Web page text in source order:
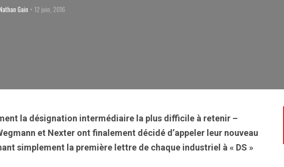
Gain 12 juin, 2016
la désignation intermédiaire la plus difficile à retenir –
et Nexter ont finalement décidé d’appeler leur nouveau
simplement la première lettre de chaque industriel à « DS »